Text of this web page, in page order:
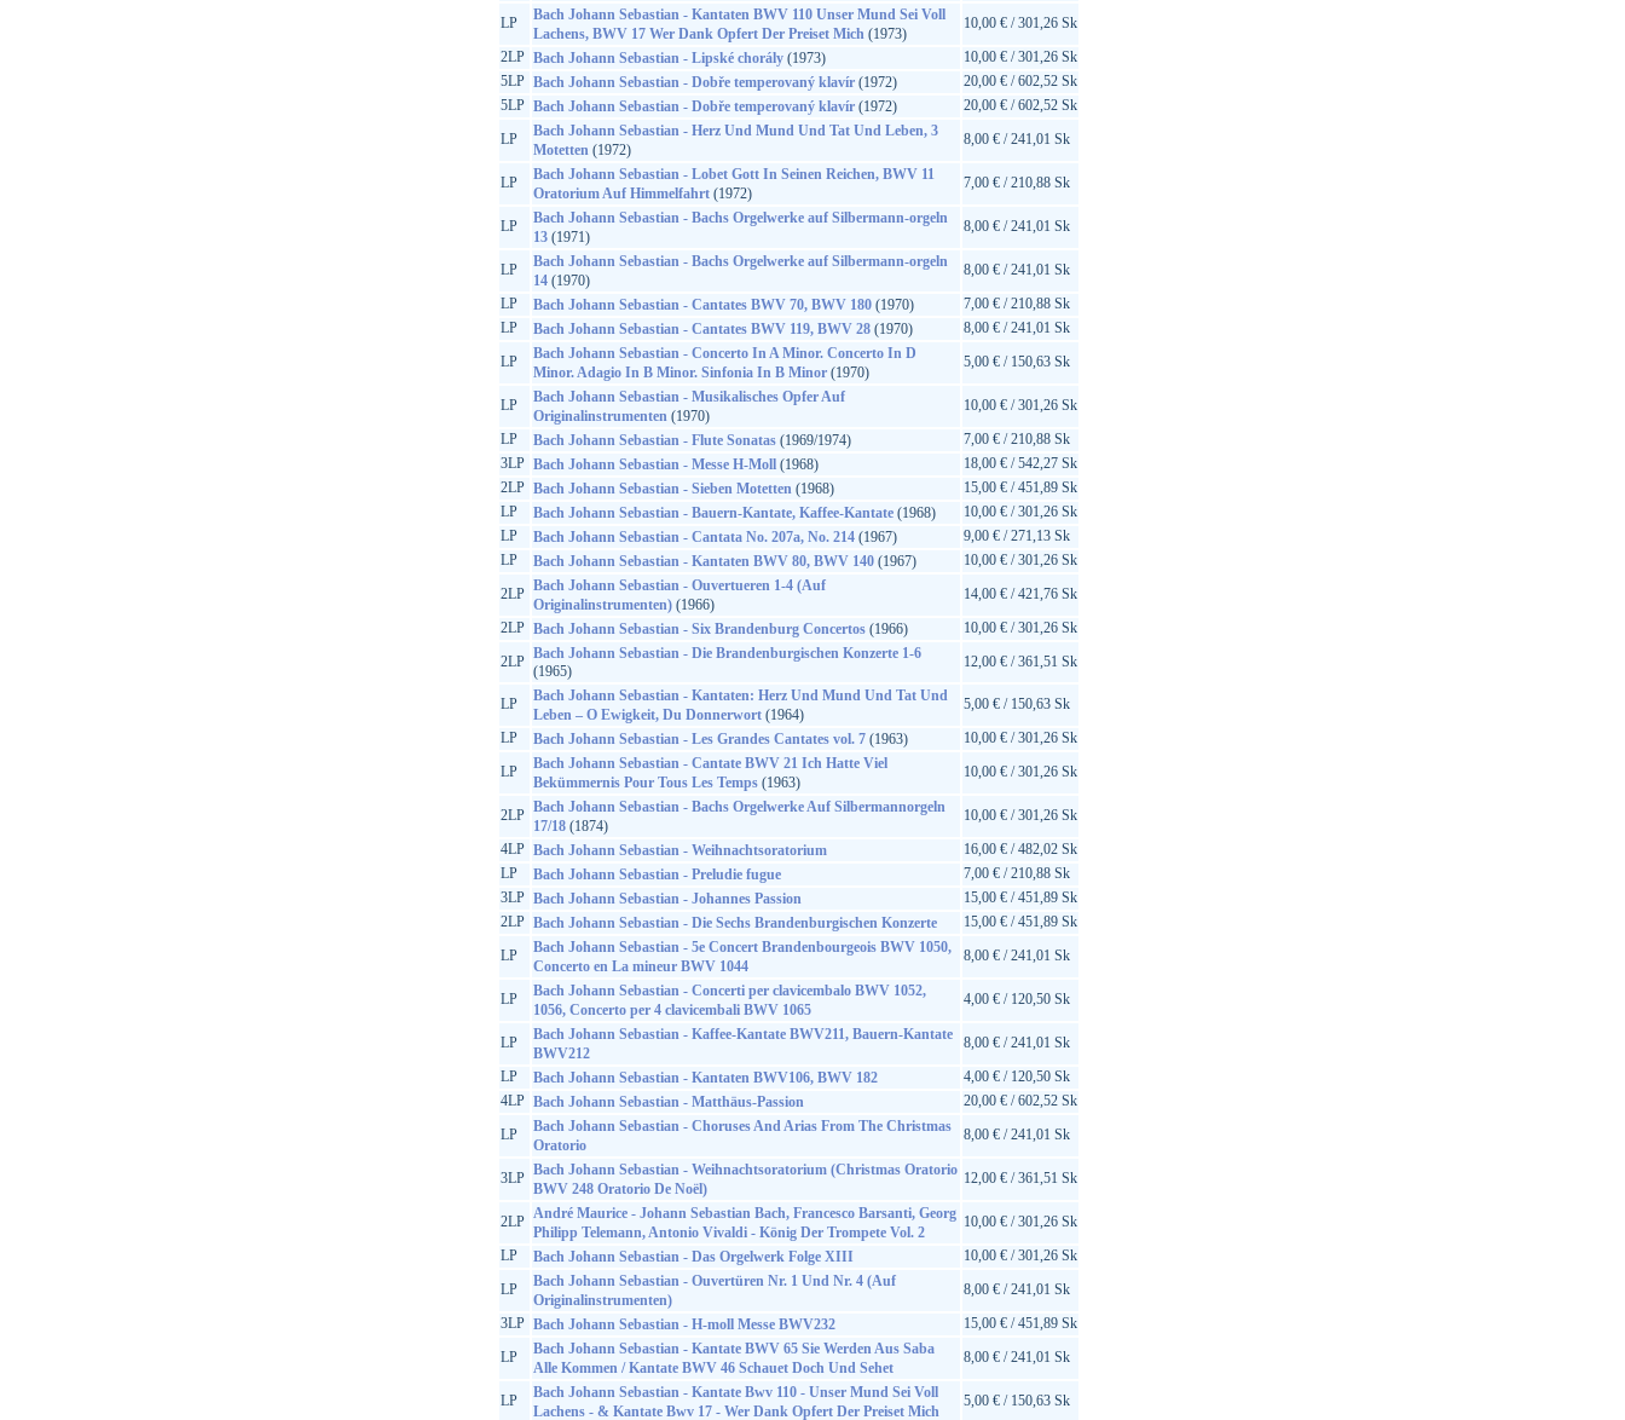
LP
Bach Johann Sebastian - Kantaten BWV 110 Unser Mund Sei Voll
Lachens, BWV 17 Wer Dank Opfert Der Preiset Mich(1973)
10,00 € / 301,26 Sk
2LP Bach Johann Sebastian - Lipské chorály(1973)
10,00 € / 301,26 Sk
5LP Bach Johann Sebastian - Dobře temperovaný klavír(1972)
20,00 € / 602,52 Sk
5LP Bach Johann Sebastian - Dobře temperovaný klavír(1972)
20,00 € / 602,52 Sk
LP
Bach Johann Sebastian - Herz Und Mund Und Tat Und Leben, 3
Motetten(1972)
8,00 € / 241,01 Sk
LP
Bach Johann Sebastian - Lobet Gott In Seinen Reichen, BWV 11
Oratorium Auf Himmelfahrt(1972)
7,00 € / 210,88 Sk
LP
Bach Johann Sebastian - Bachs Orgelwerke auf Silbermann-orgeln
13(1971)
8,00 € / 241,01 Sk
LP
Bach Johann Sebastian - Bachs Orgelwerke auf Silbermann-orgeln
14(1970)
8,00 € / 241,01 Sk
LP
Bach Johann Sebastian - Cantates BWV 70, BWV 180(1970)
7,00 € / 210,88 Sk
LP
Bach Johann Sebastian - Cantates BWV 119, BWV 28(1970)
8,00 € / 241,01 Sk
LP
Bach Johann Sebastian - Concerto In A Minor. Concerto In D
Minor. Adagio In B Minor. Sinfonia In B Minor(1970)
5,00 € / 150,63 Sk
LP
Bach Johann Sebastian - Musikalisches Opfer Auf
Originalinstrumenten(1970)
10,00 € / 301,26 Sk
LP
Bach Johann Sebastian - Flute Sonatas(1969/1974)
7,00 € / 210,88 Sk
3LP Bach Johann Sebastian - Messe H-Moll(1968)
18,00 € / 542,27 Sk
2LP Bach Johann Sebastian - Sieben Motetten(1968)
15,00 € / 451,89 Sk
LP
Bach Johann Sebastian - Bauern-Kantate, Kaffee-Kantate(1968)
10,00 € / 301,26 Sk
LP
Bach Johann Sebastian - Cantata No. 207a, No. 214(1967)
9,00 € / 271,13 Sk
LP
Bach Johann Sebastian - Kantaten BWV 80, BWV 140(1967)
10,00 € / 301,26 Sk
2LP Bach Johann Sebastian - Ouvertueren 1-4 (Auf
Originalinstrumenten)(1966)
14,00 € / 421,76 Sk
2LP Bach Johann Sebastian - Six Brandenburg Concertos(1966)
10,00 € / 301,26 Sk
2LP Bach Johann Sebastian - Die Brandenburgischen Konzerte 1-6
(1965)
12,00 € / 361,51 Sk
LP
Bach Johann Sebastian - Kantaten: Herz Und Mund Und Tat Und
Leben – O Ewigkeit, Du Donnerwort(1964)
5,00 € / 150,63 Sk
LP
Bach Johann Sebastian - Les Grandes Cantates vol. 7(1963)
10,00 € / 301,26 Sk
LP
Bach Johann Sebastian - Cantate BWV 21 Ich Hatte Viel
Bekümmernis Pour Tous Les Temps(1963)
10,00 € / 301,26 Sk
2LP Bach Johann Sebastian - Bachs Orgelwerke Auf Silbermannorgeln
17/18(1874)
10,00 € / 301,26 Sk
4LP Bach Johann Sebastian - Weihnachtsoratorium
16,00 € / 482,02 Sk
LP
Bach Johann Sebastian - Preludie fugue
7,00 € / 210,88 Sk
3LP Bach Johann Sebastian - Johannes Passion
15,00 € / 451,89 Sk
2LP Bach Johann Sebastian - Die Sechs Brandenburgischen Konzerte
15,00 € / 451,89 Sk
LP
Bach Johann Sebastian - 5e Concert Brandenbourgeois BWV 1050,
Concerto en La mineur BWV 1044
8,00 € / 241,01 Sk
LP
Bach Johann Sebastian - Concerti per clavicembalo BWV 1052,
1056, Concerto per 4 clavicembali BWV 1065
4,00 € / 120,50 Sk
LP
Bach Johann Sebastian - Kaffee-Kantate BWV211, Bauern-Kantate
BWV212
8,00 € / 241,01 Sk
LP
Bach Johann Sebastian - Kantaten BWV106, BWV 182
4,00 € / 120,50 Sk
4LP Bach Johann Sebastian - Matthäus-Passion
20,00 € / 602,52 Sk
LP
Bach Johann Sebastian - Choruses And Arias From The Christmas
Oratorio
8,00 € / 241,01 Sk
3LP Bach Johann Sebastian - Weihnachtsoratorium (Christmas Oratorio
BWV 248 Oratorio De Noël)
12,00 € / 361,51 Sk
2LP André Maurice - Johann Sebastian Bach, Francesco Barsanti, Georg
Philipp Telemann, Antonio Vivaldi - König Der Trompete Vol. 2
10,00 € / 301,26 Sk
LP
Bach Johann Sebastian - Das Orgelwerk Folge XIII
10,00 € / 301,26 Sk
LP
Bach Johann Sebastian - Ouvertüren Nr. 1 Und Nr. 4 (Auf
Originalinstrumenten)
8,00 € / 241,01 Sk
3LP Bach Johann Sebastian - H-moll Messe BWV232
15,00 € / 451,89 Sk
LP
Bach Johann Sebastian - Kantate BWV 65 Sie Werden Aus Saba
Alle Kommen / Kantate BWV 46 Schauet Doch Und Sehet
8,00 € / 241,01 Sk
LP
Bach Johann Sebastian - Kantate Bwv 110 - Unser Mund Sei Voll
Lachens - & Kantate Bwv 17 - Wer Dank Opfert Der Preiset Mich
5,00 € / 150,63 Sk